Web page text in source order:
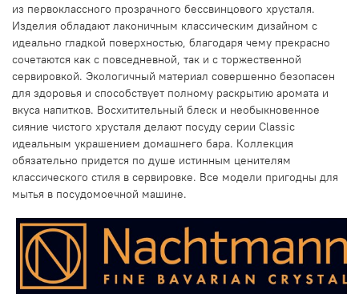
из первоклассного прозрачного бессвинцового хрусталя.
Изделия обладают лаконичным классическим дизайном с
идеально гладкой поверхностью, благодаря чему прекрасно
сочетаются как с повседневной, так и с торжественной
сервировкой. Экологичный материал совершенно безопасен
для здоровья и способствует полному раскрытию аромата и
вкуса напитков. Восхитительный блеск и необыкновенное
сияние чистого хрусталя делают посуду серии Classic
идеальным украшением домашнего бара. Коллекция
обязательно придется по душе истинным ценителям
классического стиля в сервировке. Все модели пригодны для
мытья в посудомоечной машине.